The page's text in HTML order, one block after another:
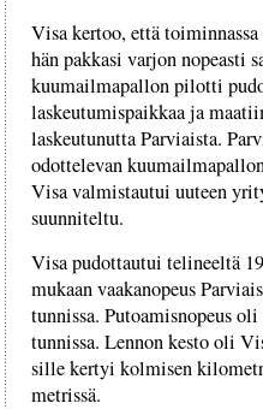
Visa kertoo, että
hän pakkasi varjon nopeasti
kuumailmapallon pilotti
laskeutumispaikkaa ja
laskeutunutta Parviaista.
odottelevan
Visa valmistautui uuteen
suunniteltu.
Visa pudottautui telineeltä
mukaan vaakanopeus
tunnissa. Putoamisnopeus
tunnissa. Lennon kesto oli
sille kertyi kolmisen
metrissä.